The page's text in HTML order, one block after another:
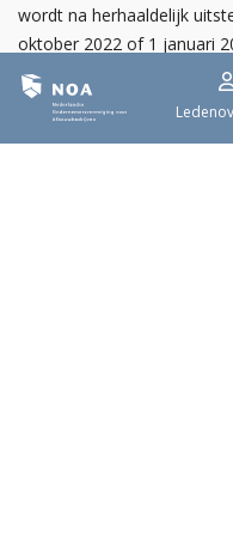
wordt na herhaaldelijk
oktober 2022 of 1 januari
1 februari aan de Tweede
Laatste nieuws